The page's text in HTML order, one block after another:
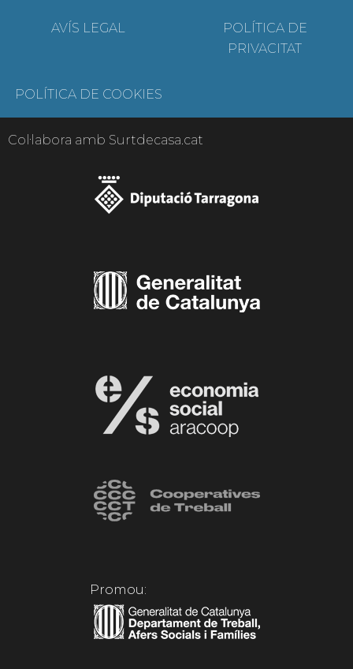
AVÍS LEGAL
POLÍTICA DE
PRIVACITAT
POLÍTICA DE COOKIES
Col·labora amb Surtdecasa.cat
Promou: